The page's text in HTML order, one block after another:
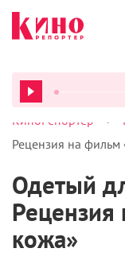
ВСЕ ПОДКАСТЫ
КиноРепортер >
Рецензия на фильм
Одетый
кожа»